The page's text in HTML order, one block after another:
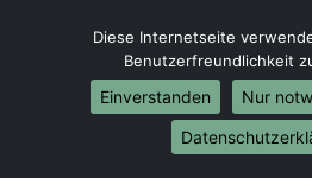
Umzug von Leverkusen nach
Umzug von Leverkusen nach
Umzug von Leverkusen nach
Umzug von Leverkusen nach
Umzug von Leverkusen nach
Diese Internetseite
Benutzerfreundlichkeit
Einverstanden
Nur